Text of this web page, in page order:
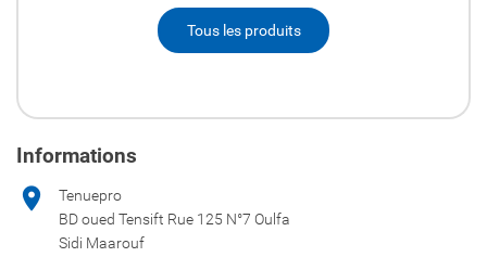
Informations

Tenuepro
BD oued Tensift Rue 125 N°7 Oulfa
Sidi Maarouf
Tous les produits